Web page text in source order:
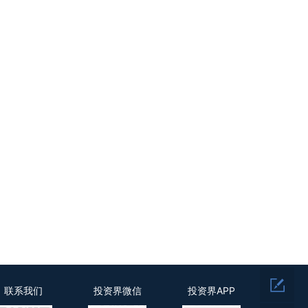
联系我们 投资界微信 投资界APP